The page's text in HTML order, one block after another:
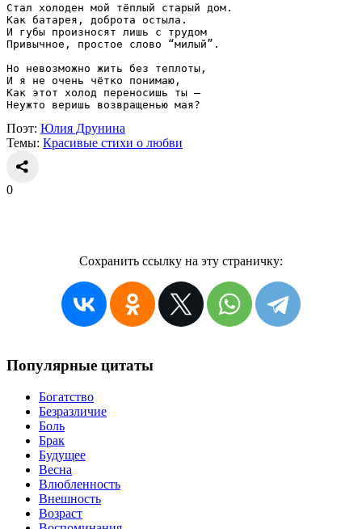
Стал холоден мой тёплый старый дом.
Как батарея, доброта остыла.
И губы произносят лишь с трудом
Привычное, простое слово “милый”.
Но невозможно жить без теплоты,
И я не очень чётко понимаю,
Как этот холод переносишь ты —
Неужто веришь возвращенью мая?
Поэт: Юлия Друнина
Темы: Красивые стихи о любви
0
Сохранить ссылку на эту страничку:
Популярные цитаты
Богатство
Безразличие
Боль
Брак
Будущее
Весна
Влюбленность
Внешность
Возраст